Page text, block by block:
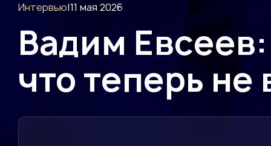
Интервью|11 мая 2026
Вадим
что теперь не